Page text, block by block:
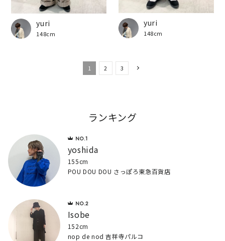
yuri
148cm
yuri
148cm
1 2 3
ランキング
yoshida
155cm
POU DOU DOU さっぽろ東急百貨店
Isobe
152cm
nop de nod 吉祥寺パルコ